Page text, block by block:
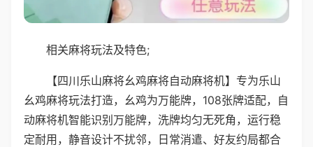
相关麻将玩法及特色;
【四川乐山麻将幺鸡麻将自动麻将机】专为乐山
幺鸡麻将玩法打造，幺鸡为万能牌，108张牌适配，自
动麻将机智能识别万能牌，洗牌均匀无死角，运行稳
定耐用，静音设计不扰邻，日常消遣、好友约局都合